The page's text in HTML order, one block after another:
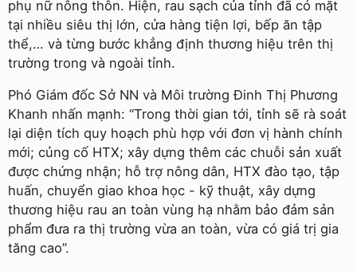
phụ nữ nông thôn. Hiện, rau sạch của tỉnh đã có mặt
tại nhiều siêu thị lớn, cửa hàng tiện lợi, bếp ăn tập
thể,… và từng bước khẳng định thương hiệu trên thị
trường trong và ngoài tỉnh.
Phó Giám đốc Sở NN và Môi trường Đinh Thị Phương
Khanh nhấn mạnh: “Trong thời gian tới, tỉnh sẽ rà soát
lại diện tích quy hoạch phù hợp với đơn vị hành chính
mới; củng cố HTX; xây dựng thêm các chuỗi sản xuất
được chứng nhận; hỗ trợ nông dân, HTX đào tạo, tập
huấn, chuyển giao khoa học - kỹ thuật, xây dựng
thương hiệu rau an toàn vùng hạ nhằm bảo đảm sản
phẩm đưa ra thị trường vừa an toàn, vừa có giá trị gia
tăng cao”.